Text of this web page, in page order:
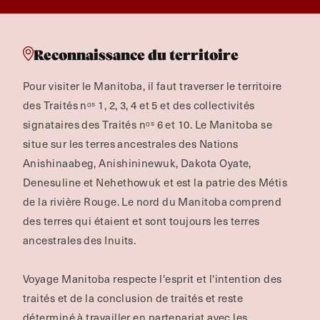
Reconnaissance du territoire
Pour visiter le Manitoba, il faut traverser le territoire
des Traités nᵒˢ 1, 2, 3, 4 et 5 et des collectivités
signataires des Traités nᵒˢ 6 et 10. Le Manitoba se
situe sur les terres ancestrales des Nations
Anishinaabeg, Anishininewuk, Dakota Oyate,
Denesuline et Nehethowuk et est la patrie des Métis
de la rivière Rouge.Le nord du Manitoba comprend
des terres qui étaient et sont toujours les terres
ancestrales des Inuits.
Voyage Manitoba respecte l'esprit et l'intention des
traités et de la conclusion de traités et reste